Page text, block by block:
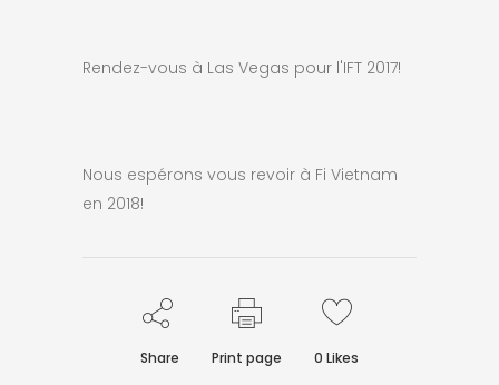
Rendez-vous à Las Vegas pour l'IFT 2017!
Nous espérons vous revoir à Fi Vietnam
en 2018!
Share Print page 0 Likes